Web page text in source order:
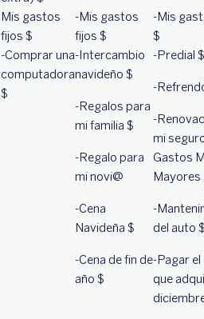
Mis gastos
fijos $
-Comprar una
computadora
$
-Mis gastos
fijos $
-Intercambio
navideño $
-Regalos para
mi familia $
-Regalo para
mi novi@
-Cena
Navideña $
-Cena de fin de
año $
-Mis
$
-Predial $
-
-
mi
Gastos
Mayores
-
del auto
-Pagar
que